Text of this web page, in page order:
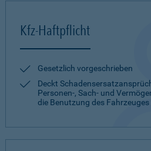
Kfz-Haftpflicht
Gesetzlich vorgeschrieben
Deckt
Personen-, Sach- und
die Benutzung des